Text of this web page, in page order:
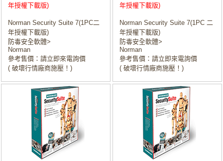
年授權下載版)
Norman Security Suite 7(1PC二
年授權下載版)
防毒安全軟體>
Norman
參考售價：請立即來電詢價
( 破壞行情廠商施壓！)
年授權下載版)
Norman Security Suite 7(1PC 二
年授權下載版)
防毒安全軟體>
Norman
參考售價：請立即來電詢價
( 破壞行情廠商施壓！)